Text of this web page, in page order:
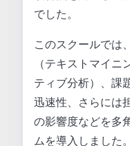
でした。
このスクールでは
（テキストマイニ
ティブ分析）、課
迅速性、さらには
の影響度などを多
ムを導入しました